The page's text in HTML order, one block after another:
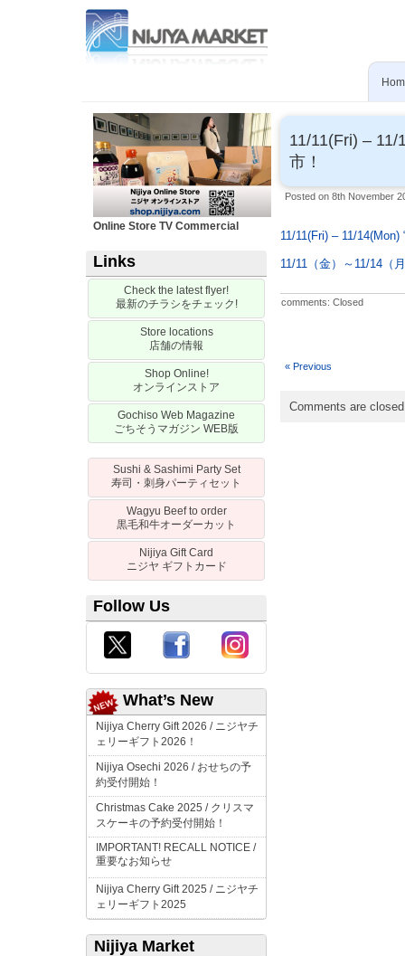
Online Store TV Commercial
Links
Check the latest flyer!
最新のチラシをチェック !
Store locations
店舗の情報
Shop Online!
オンラインストア
Gochiso Web Magazine
ごちそうマガジン WEB版
Sushi & Sashimi Party Set
寿司・刺身パーティセット
Wagyu Beef to order
黒毛和牛オーダーカット
Nijiya Gift Card
ニジヤ ギフトカード
Follow Us
What’s New
Nijiya Cherry Gift 2026 / ニジヤチ
ェリーギフト 2026！
Nijiya Osechi 2026 / おせちの予
約受付開始！
Christmas Cake 2025 / クリスマ
スケーキの予約受付開始！
IMPORTANT! RECALL NOTICE /
重要なお知らせ
Nijiya Cherry Gift 2025 / ニジヤチ
ェリーギフト 2025
Nijiya Market
11/11(Fri) –
市！
Posted on 8th November
11/11(Fri) – 11/
11/11 （金）～ 11/14 （
comments: Closed
« Previous
Comments are